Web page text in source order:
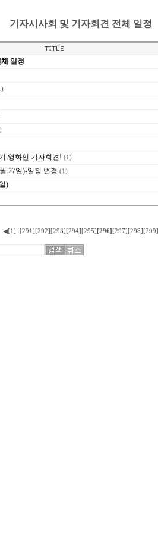
기자시사회 및 기자회견 전체 일정
일정
영화인 기자회견! (1)
27일)-일정 변경 (1)
)
◀[1] ..[291] [292] [293] [294] [295] [296] [297] [298] [299]